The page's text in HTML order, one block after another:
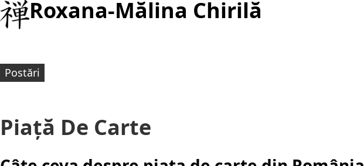
Roxana-Mălina Chirilă
Postări
Piață De Carte